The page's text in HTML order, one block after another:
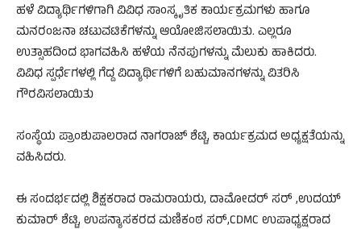
ಹಳೆ ವಿದ್ಯಾರ್ಥಿಗಳಿಗಾಗಿ ವಿವಿಧ ಸಾಂಸ್ಕೃತಿಕ ಕಾರ್ಯಕ್ರಮಗಳು ಹಾಗೂ
ಮನರಂಜನಾ ಚಟುವಟಿಕೆಗಳನ್ನು ಆಯೋಜಿಸಲಾಯಿತು. ಎಲ್ಲರೂ
ಉತ್ಸಾಹದಿಂದ ಭಾಗವಹಿಸಿ ಹಳೆಯ ನೆನಪುಗಳನ್ನು ಮೆಲುಕು ಹಾಕಿದರು.
ವಿವಿಧ ಸ್ಪರ್ಧೆಗಳಲ್ಲಿ ಗೆದ್ದ ವಿದ್ಯಾರ್ಥಿಗಳಿಗೆ ಬಹುಮಾನಗಳನ್ನು ವಿತರಿಸಿ
ಗೌರವಿಸಲಾಯಿತು
ಸಂಸ್ಥೆಯ ಪ್ರಾಂಶುಪಾಲರಾದ ನಾಗರಾಜ್ ಶೆಟ್ಟಿ, ಕಾರ್ಯಕ್ರಮದ ಅಧ್ಯಕ್ಷತೆಯನ್ನು
ವಹಿಸಿದರು.
ಈ ಸಂದರ್ಭದಲ್ಲಿ ಶಿಕ್ಷಕರಾದ ರಾಮರಾಯರು, ದಾಮೋದರ್ ಸರ್ ,ಉದಯ್
ಕುಮಾರ್ ಶೆಟ್ಟಿ, ಉಪನ್ಯಾಸಕರದ ಮಣಿಕಂಠ ಸರ್,CDMC ಉಪಾಧ್ಯಕ್ಷರಾದ